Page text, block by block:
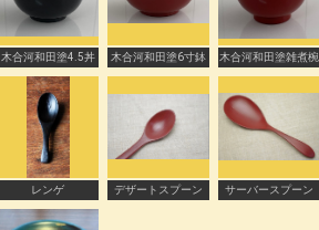
木合河和田塗4.5丼 木合河和田塗6寸鉢 木合河和田塗雑煮椀
レンゲ デザートスプーン サーバースプーン